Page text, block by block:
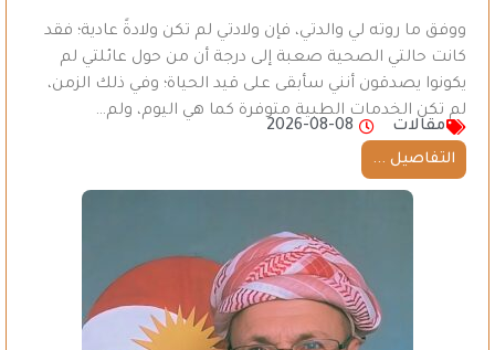
ووفق ما روته لي والدتي، فإن ولادتي لم تكن ولادةً عادية؛ فقد
كانت حالتي الصحية صعبة إلى درجة أن من حول عائلتي لم
يكونوا يصدقون أنني سأبقى على قيد الحياة؛ وفي ذلك الزمن،
لم تكن الخدمات الطبية متوفرة كما هي اليوم، ولم…
مقالات
2026-08-08
التفاصيل ...